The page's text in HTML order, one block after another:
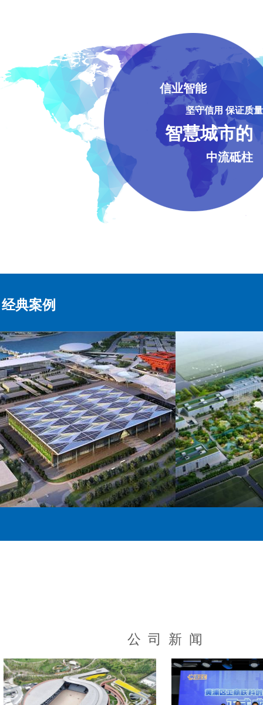
信业智能
坚守信用 保证质量
智慧城市的
中流砥柱
经典案例
上海世博中心 杭州阿里
公 司 新 ​闻